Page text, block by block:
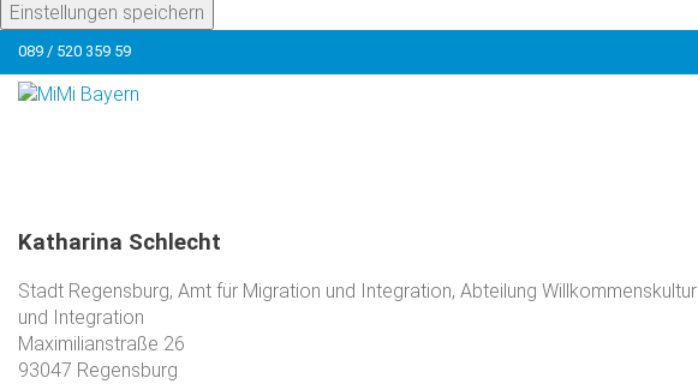
Einstellungen speichern
089 / 520 359 59
Katharina Schlecht
Stadt Regensburg, Amt für Migration und Integration, Abteilung Willkommenskultur
und Integration
Maximilianstraße 26
93047 Regensburg